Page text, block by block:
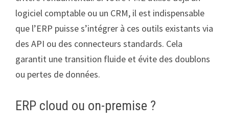
logiciel comptable ou un CRM, il est indispensable
que l’ERP puisse s’intégrer à ces outils existants via
des API ou des connecteurs standards. Cela
garantit une transition fluide et évite des doublons
ou pertes de données.
ERP cloud ou on-premise ?